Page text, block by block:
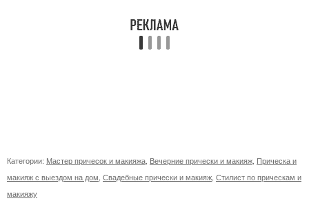
Категории: Мастер причесок и макияжа Вечерние прически и макияж Прическа и
макияж с выездом на дом Свадебные прически и макияж Стилист по прическам и
макияжу